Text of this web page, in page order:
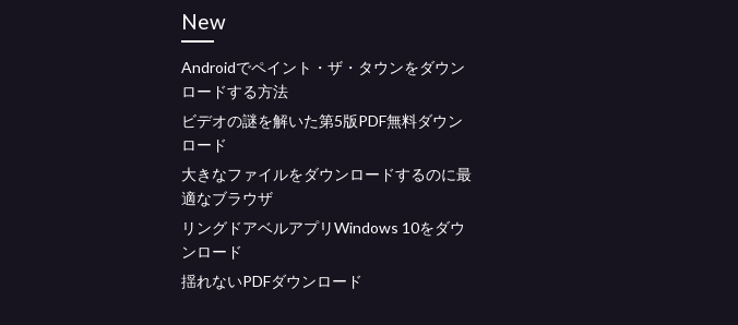
New
Androidでペイント・ザ・タウンをダウン
ロードする方法
ビデオの謎を解いた第5版PDF無料ダウン
ロード
大きなファイルをダウンロードするのに最
適なブラウザ
リングドアベルアプリWindows 10をダウ
ンロード
揺れないPDFダウンロード